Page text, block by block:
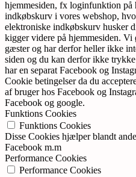
hjemmesiden, fx loginfunktion på
indkøbskurv i vores webshop,
elektroniske indkøbskurv husker
kigger videre på hjemmesiden.
gæster og har derfor heller ikke
siden og du kan derfor ikke
har en separat Facebook og
Cookie betingelser da du
af bruger hos Facebook og
Facebook og google.
Funktions Cookies
Funktions Cookies
Disse Cookies hjælper blandt
Facebook m.m
Performance Cookies
Performance Cookies